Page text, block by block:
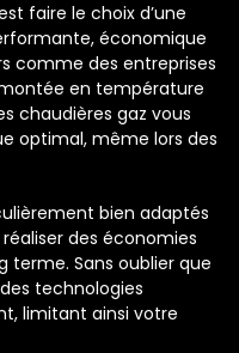
faire le choix d’une
économique
comme des entreprises
en température
chaudières gaz vous
optimal, même lors des
bien adaptés
des économies
terme. Sans oublier que
technologies
limitant ainsi votre